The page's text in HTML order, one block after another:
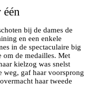
bij de dames de
en een enkele
in de spectaculaire big
om de medailles. Met
kielzog was snelst
weg, gaf haar voorsprong
haar tweede
en brons